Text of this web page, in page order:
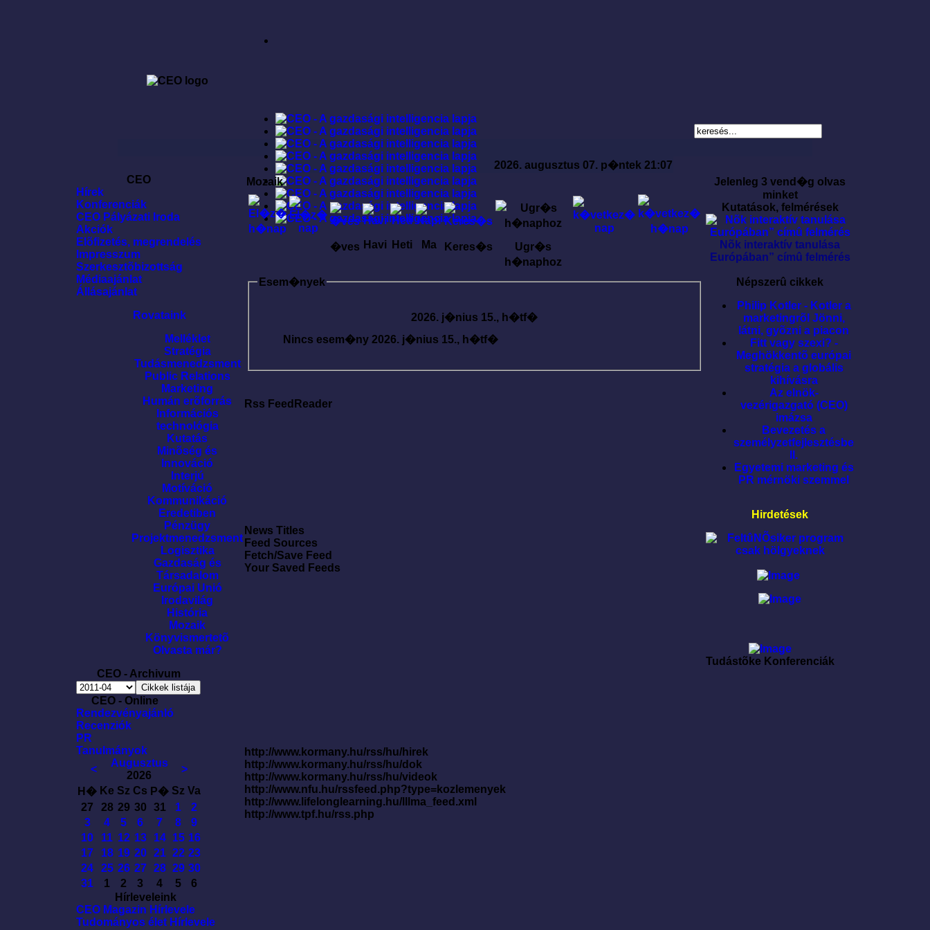
2026. augusztus 07. p�ntek 21:07
CEO
Hírek
Konferenciák
CEO Pályázati Iroda
Akciók
Elõfizetés, megrendelés
Impresszum
Szerkesztõbizottság
Médiaajánlat
Állásajánlat
Rovataink
Melléklet
Stratégia
Tudásmenedzsment
Public Relations
Marketing
Humán erõforrás
Információs
technológia
Kutatás
Minõség és
Innováció
Interjú
Motíváció
Kommunikáció
Eredetiben
Pénzügy
Projektmenedzsment
Logisztika
Gazdaság és
Társadalom
Európai Unió
Irodavilág
História
Mozaik
Könyvismertetõ
Olvasta már?
CEO - Archivum
CEO - Online
Rendezvényajánló
Recenziók
PR
Tanulmányok
<
Augusztus
2026
>
H� Ke Sz Cs P� Sz Va
27
28 29 30 31 1
2
3
4 5 6 7 8
9
10
11 12 13 14 15 16
17
18 19 20 21 22 23
24
25 26 27 28 29 30
31
1 2 3 4 5
6
Hírleveleink
CEO Magazin Hírlevele
Tudományos élet Hírlevele
Mozaik
�ves Havi Heti Ma Keres�s
Ugr�s
h�naphoz
Esem�nyek
2026. j�nius 15., h�tf�
Nincs esem�ny 2026. j�nius 15., h�tf�
Rss FeedReader
News Titles
Feed Sources
Fetch/Save Feed
Your Saved Feeds
http://www.kormany.hu/rss/hu/hirek
http://www.kormany.hu/rss/hu/dok
http://www.kormany.hu/rss/hu/videok
http://www.nfu.hu/rssfeed.php?type=kozlemenyek
http://www.lifelonglearning.hu/lllma_feed.xml
http://www.tpf.hu/rss.php
Jelenleg 3 vend�g olvas
minket
Kutatások, felmérések
Nõk interaktív tanulása
Európában” címû felmérés
Népszerû cikkek
Philip Kotler - Kotler a
marketingrõl Jönni,
látni, gyõzni a piacon
Fitt vagy szexi? -
Meghökkentõ európai
stratégia a globális
kihívásra
Az elnök-
vezérigazgató (CEO)
imázsa
Bevezetés a
személyzetfejlesztésbe
II.
Egyetemi marketing és
PR mérnöki szemmel
Hirdetések
Tudástõke Konferenciák